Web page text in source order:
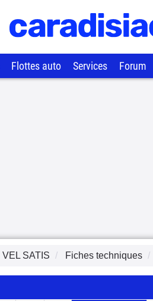
Flottes auto Services Forum
VEL SATIS Fiches techniques